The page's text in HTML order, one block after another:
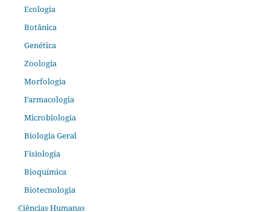
Ecologia
Botânica
Genética
Zoologia
Morfologia
Farmacologia
Microbiologia
Biologia Geral
Fisiologia
Bioquímica
Biotecnologia
Ciências Humanas